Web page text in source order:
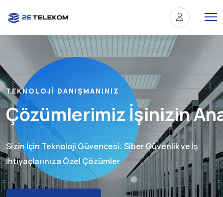
TEKNOLOJI DANIŞMANINIZ
Çözümlerimiz İşinizin
Sizin İçin Teknoloji Güvencesi: Siber Güvenlik ve İş
İhtiyaçlarınıza Özel Çözümler